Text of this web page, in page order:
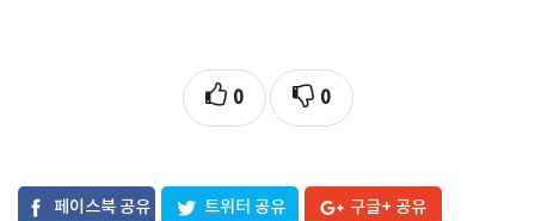
0 0
페이스북 공유 트위터 공유 구글+ 공유